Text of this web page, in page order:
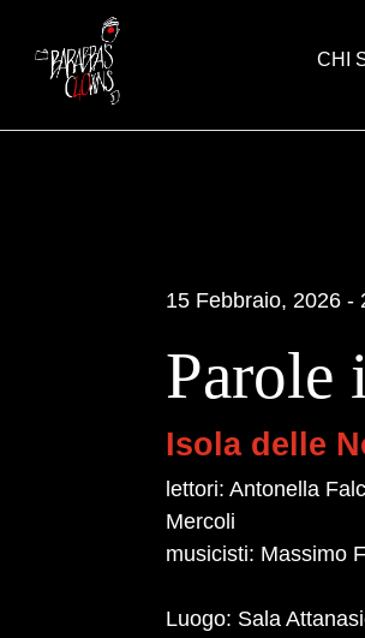
CHI
15 Febbraio, 2026 -
Parole
Isola delle
lettori: Antonella
Mercoli
musicisti: Massimo
Luogo: Sala